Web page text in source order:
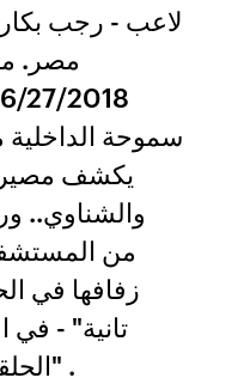
لاعب - رجب بكار
سموحة الداخلية
يكشف مصير
والشناوي..
من
زفافها في
الحلقة الخامسة من "اللعبة" .